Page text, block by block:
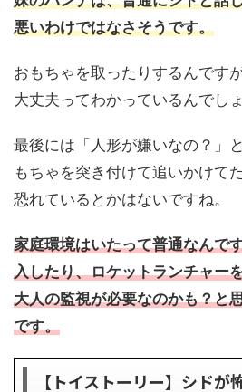
悪いわけではなさそうです。
おもちゃを取ったりするんです
大丈夫ってわかっているんでし
最後には「人形が嫌いなの？」
もちゃを突き付けて追いかけて
恐れているとかはないですね。
家庭環境はいたって普通なんで
入したり、ロケットランチャー
大人の監視が必要なのかも？と
です。
【トイストーリー】シドが